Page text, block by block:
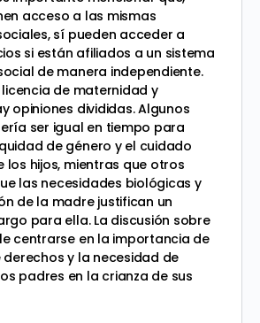
acceso a las mismas
sí pueden acceder a
si están afiliados a un sistema
de manera independiente.
de maternidad y
opiniones divididas. Algunos
ser igual en tiempo para
de género y el cuidado
hijos, mientras que otros
las necesidades biológicas y
de la madre justifican un
para ella. La discusión sobre
centrarse en la importancia de
y la necesidad de
padres en la crianza de sus